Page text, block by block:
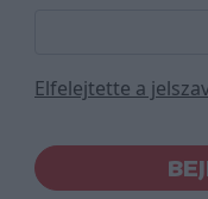
Elfelejtette a